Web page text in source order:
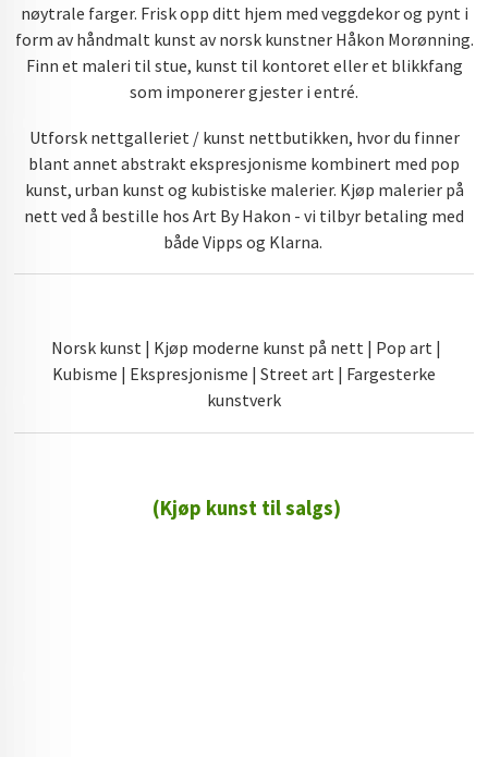
nøytrale farger. Frisk opp ditt hjem med veggdekor og pynt i
form av håndmalt kunst av norsk kunstner Håkon Morønning.
Finn et maleri til stue, kunst til kontoret eller et blikkfang
som imponerer gjester i entré.
Utforsk nettgalleriet / kunst nettbutikken, hvor du finner
blant annet abstrakt ekspresjonisme kombinert med pop
kunst, urban kunst og kubistiske malerier. Kjøp malerier på
nett ved å bestille hos Art By Hakon - vi tilbyr betaling med
både Vipps og Klarna.
Norsk kunst | Kjøp moderne kunst på nett | Pop art |
Kubisme | Ekspresjonisme | Street art | Fargesterke
kunstverk
(Kjøp kunst til salgs)